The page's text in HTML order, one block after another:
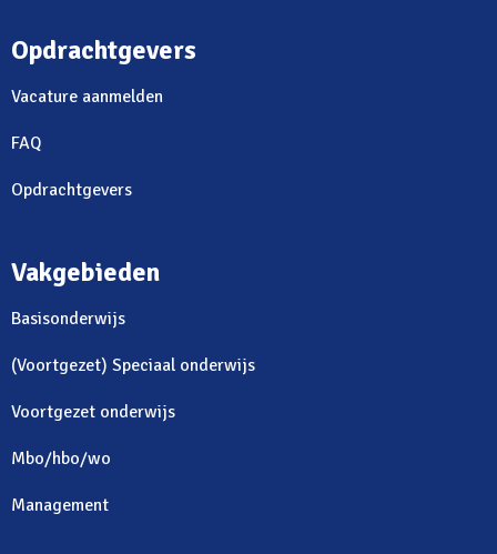
Opdrachtgevers
Vacature aanmelden
FAQ
Opdrachtgevers
Vakgebieden
Basisonderwijs
(Voortgezet) Speciaal onderwijs
Voortgezet onderwijs
Mbo/hbo/wo
Management